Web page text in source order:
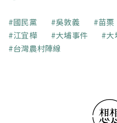
關鍵字
國民黨 吳敦義 苗栗
江宜樺
大埔事件 大
台灣農村陣線